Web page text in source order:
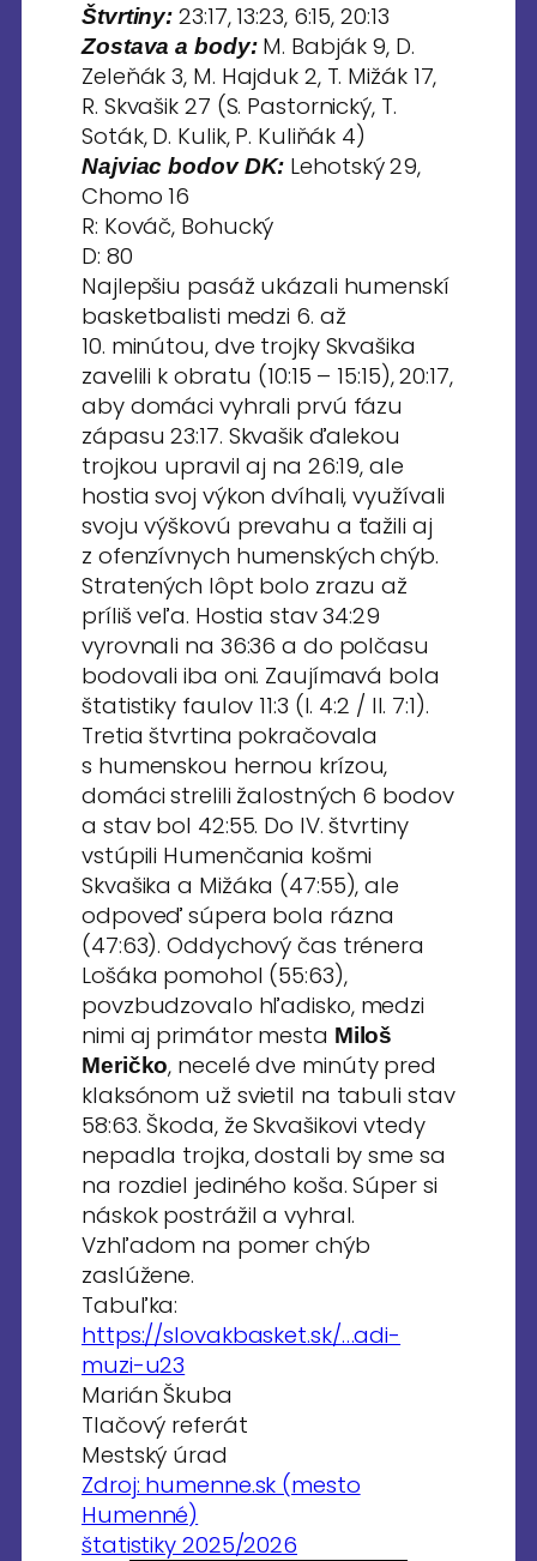
Štvrtiny: 23:17, 13:23, 6:15, 20:13
Zostava a body:M. Babják 9, D.
Zeleňák 3, M. Hajduk 2, T. Mižák 17,
R. Skvašik 27 (S. Pastornický, T.
Soták, D. Kulik, P. Kuliňák 4)
Najviac bodov DK: Lehotský 29,
Chomo 16
R: Kováč, Bohucký
D: 80
Najlepšiu pasáž ukázali humenskí
basketbalisti medzi 6. až
10. minútou, dve trojky Skvašika
zavelili k obratu (10:15 – 15:15), 20:17,
aby domáci vyhrali prvú fázu
zápasu 23:17. Skvašik ďalekou
trojkou upravil aj na 26:19, ale
hostia svoj výkon dvíhali, využívali
svoju výškovú prevahu a ťažili aj
z ofenzívnych humenských chýb.
Stratených lôpt bolo zrazu až
príliš veľa. Hostia stav 34:29
vyrovnali na 36:36 a do polčasu
bodovali iba oni. Zaujímavá bola
štatistiky faulov 11:3 (I. 4:2 / II. 7:1).
Tretia štvrtina pokračovala
s humenskou hernou krízou,
domáci strelili žalostných 6 bodov
a stav bol 42:55. Do IV. štvrtiny
vstúpili Humenčania košmi
Skvašika a Mižáka (47:55), ale
odpoveď súpera bola rázna
(47:63). Oddychový čas trénera
Lošáka pomohol (55:63),
povzbudzovalo hľadisko, medzi
nimi aj primátor mesta Miloš
Meričko, necelé dve minúty pred
klaksónom už svietil na tabuli stav
58:63. Škoda, že Skvašikovi vtedy
nepadla trojka, dostali by sme sa
na rozdiel jediného koša. Súper si
náskok postrážil a vyhral.
Vzhľadom na pomer chýb
zaslúžene.
Tabuľka:
https://slovakbasket.sk/…adi-
muzi-u23
Marián Škuba
Tlačový referát
Mestský úrad
Zdroj: humenne.sk (mesto
Humenné)
štatistiky 2025/2026